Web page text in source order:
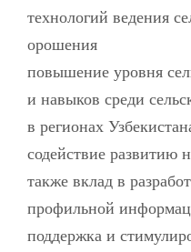
технологий ведения
орошения
повышение уровня
и навыков среди
в регионах
содействие развитию
также вклад в
профильной
поддержка и